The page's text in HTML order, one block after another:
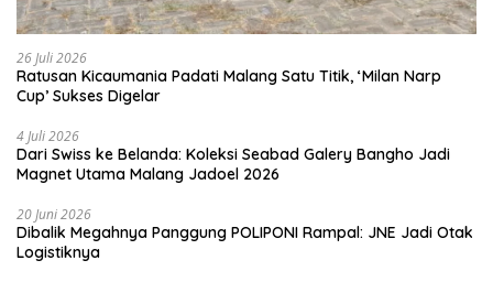
26 Juli 2026
Ratusan Kicaumania Padati Malang Satu Titik, ‘Milan Narp
Cup’ Sukses Digelar
4 Juli 2026
Dari Swiss ke Belanda: Koleksi Seabad Galery Bangho Jadi
Magnet Utama Malang Jadoel 2026
20 Juni 2026
Dibalik Megahnya Panggung POLIPONI Rampal: JNE Jadi Otak
Logistiknya